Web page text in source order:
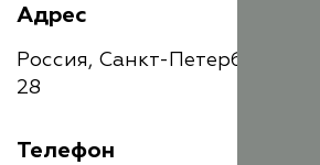
Адрес
Россия, Санкт-Петербург,
28
Телефон